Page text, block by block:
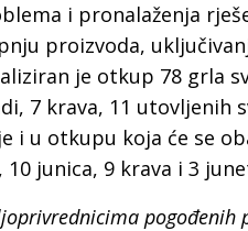
i pronalaženja
proizvoda,
je otkup 78 grla
7 krava, 11 utovljenih
i u otkupu koja će se
junica, 9 krava i 3
pogođenih